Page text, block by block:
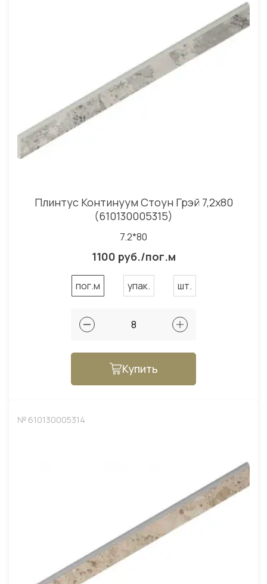
Плинтус Континуум Стоун Грэй 7,2x80
(610130005315)
7.2*80
1100 руб./пог.м
пог.м упак. шт.
Купить
№ 610130005314